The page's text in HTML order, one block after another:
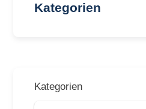
Kategorien
Kategorien